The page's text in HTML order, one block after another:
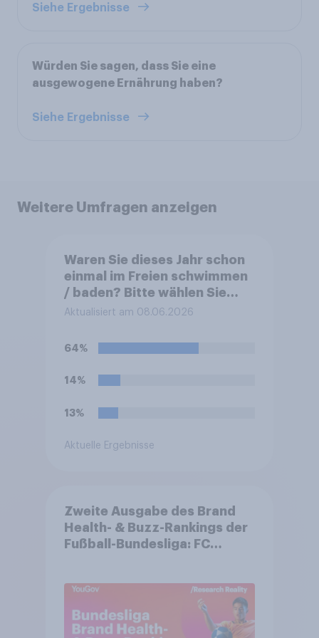
Siehe Ergebnisse
Würden Sie sagen, dass Sie eine
ausgewogene Ernährung haben?
Siehe Ergebnisse
Weitere Umfragen anzeigen
Waren Sie dieses Jahr schon
einmal im Freien schwimmen
/ baden? Bitte wählen Sie
alles Zutreffende aus.
Aktualisiert am 08.06.2026
64%
14%
13%
Aktuelle Ergebnisse
Zweite Ausgabe des Brand
Health- & Buzz-Rankings der
Fußball-Bundesliga: FC